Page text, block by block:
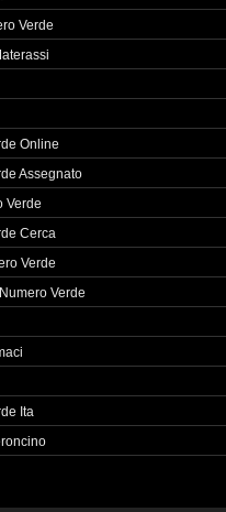
Verde
Online
Assegnato
Verde
Cerca
Verde
Verde
Ita